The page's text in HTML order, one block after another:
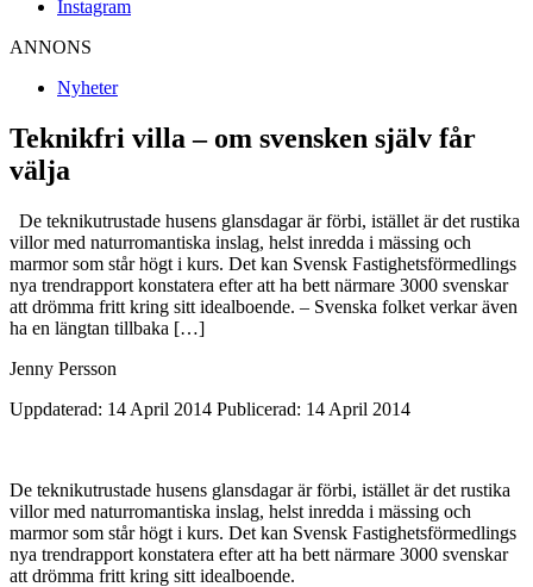
Instagram
ANNONS
Nyheter
Teknikfri villa – om svensken själv får
välja
De teknikutrustade husens glansdagar är förbi, istället är det rustika
villor med naturromantiska inslag, helst inredda i mässing och
marmor som står högt i kurs. Det kan Svensk Fastighetsförmedlings
nya trendrapport konstatera efter att ha bett närmare 3000 svenskar
att drömma fritt kring sitt idealboende. – Svenska folket verkar även
ha en längtan tillbaka […]
Jenny Persson
Uppdaterad: 14 April 2014 Publicerad: 14 April 2014
De teknikutrustade husens glansdagar är förbi, istället är det rustika
villor med naturromantiska inslag, helst inredda i mässing och
marmor som står högt i kurs. Det kan Svensk Fastighetsförmedlings
nya trendrapport konstatera efter att ha bett närmare 3000 svenskar
att drömma fritt kring sitt idealboende.